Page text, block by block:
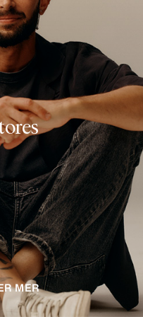
MER
& Product
trender og skap
mote. Bruk din
hjelpe oss med å gi
mote til
verden. Ta med
perspektiver til
en arbeidsplass
lære, vokse og
INN FLERE